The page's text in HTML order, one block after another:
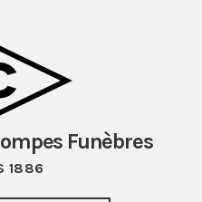
Funèbres
1886